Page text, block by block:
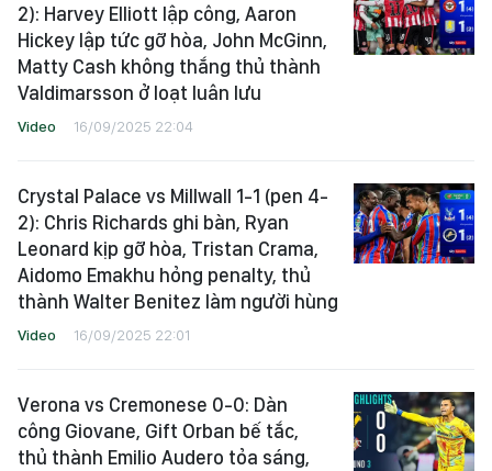
2): Harvey Elliott lập công, Aaron
Hickey lập tức gỡ hòa, John McGinn,
Matty Cash không thắng thủ thành
Valdimarsson ở loạt luân lưu
Video 16/09/2025 22:04
Crystal Palace vs Millwall 1-1 (pen 4-
2): Chris Richards ghi bàn, Ryan
Leonard kịp gỡ hòa, Tristan Crama,
Aidomo Emakhu hỏng penalty, thủ
thành Walter Benitez làm người hùng
Video 16/09/2025 22:01
Verona vs Cremonese 0-0: Dàn
công Giovane, Gift Orban bế tắc,
thủ thành Emilio Audero tỏa sáng,